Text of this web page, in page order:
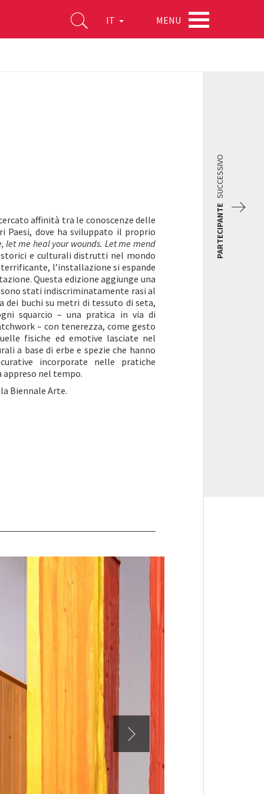
IT MENU
affinità tra le conoscenze delle
Paesi, dove ha sviluppato il proprio
let me heal your wounds. Let me mend
e culturali distrutti nel mondo
l’installazione si espande
Questa edizione aggiunge una
stati indiscriminatamente rasi al
dei buchi su metri di tessuto di seta,
squarcio – una pratica in via di
– con tenerezza, come gesto
fisiche ed emotive lasciate nel
a base di erbe e spezie che hanno
incorporate nelle pratiche
nel tempo.
Biennale Arte.
PARTECIPANTE
SUCCESSIVO